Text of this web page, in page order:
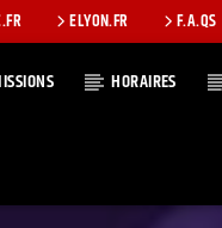
ELYON.FR F.A.QS
HORAIRES